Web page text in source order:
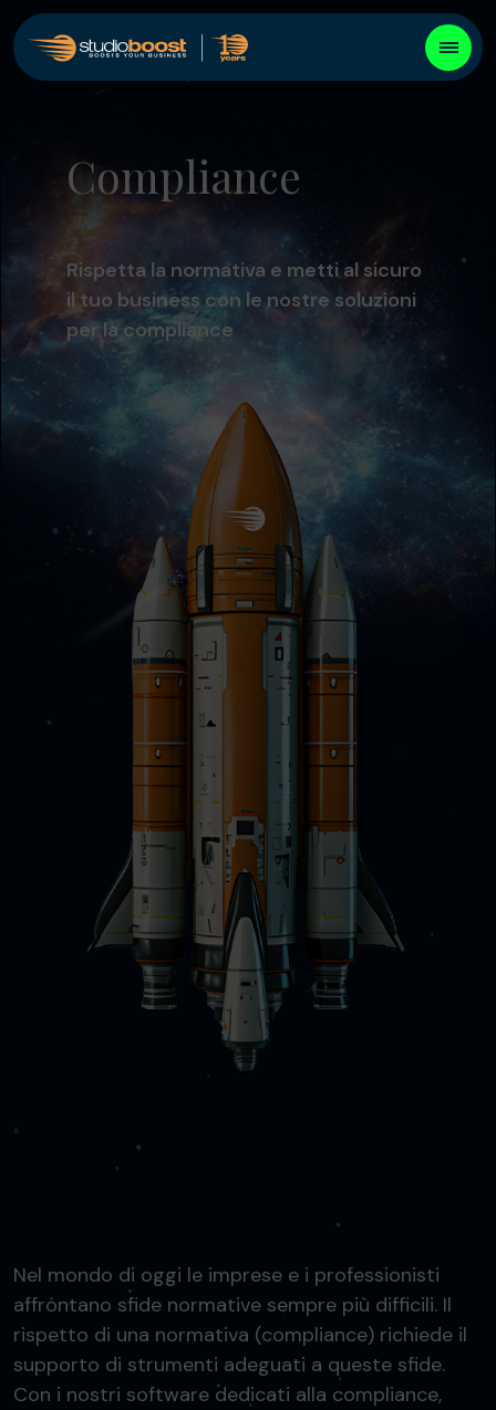
Compliance
Rispetta la normativa e metti al sicuro
il tuo business con le nostre soluzioni
per la compliance
Nel mondo di oggi le imprese e i professionisti
affrontano sfide normative sempre più difficili. Il
rispetto di una normativa (compliance) richiede il
supporto di strumenti adeguati a queste sfide.
Con i nostri software dedicati alla compliance,